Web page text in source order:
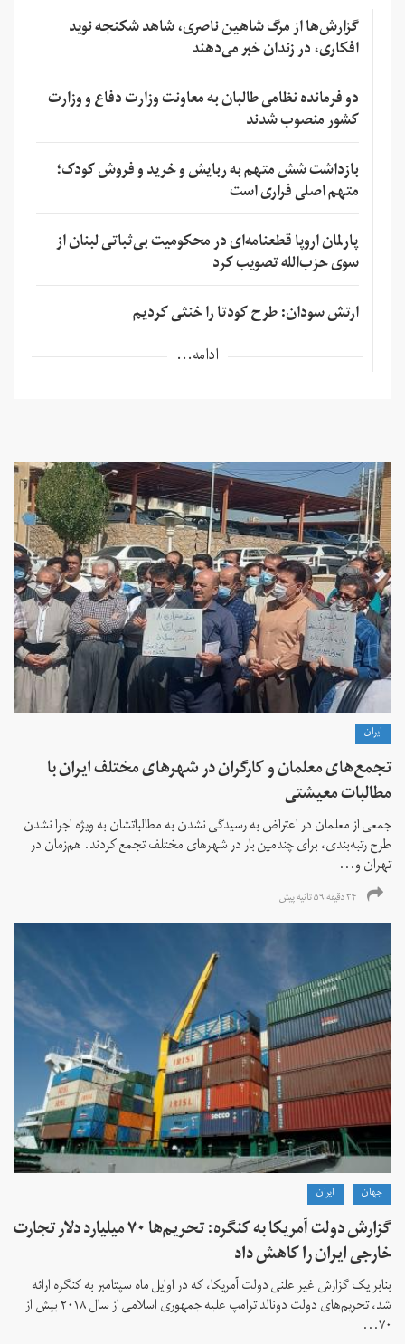
گزارش‌ها از مرگ شاهین ناصری، شاهد شکنجه نوید
افکاری، در زندان خبر می‌دهند
دو فرمانده نظامی طالبان به معاونت وزارت دفاع و وزارت
کشور منصوب شدند
بازداشت شش متهم به ربایش و خرید و فروش کودک؛
متهم اصلی فراری است
پارلمان اروپا قطعنامه‌ای در محکومیت بی‌ثباتی لبنان از
سوی حزب‌الله تصویب کرد
ارتش سودان: طرح کودتا را خنثی کردیم
ادامه...
ايران
تجمع‌های معلمان و کارگران در شهرهای مختلف ایران با
مطالبات معیشتی
جمعی از معلمان در اعتراض به رسیدگی نشدن به مطالباتشان به ویژه اجرا نشدن
طرح رتبه‌بندی، برای چندمین بار در شهرهای مختلف تجمع کردند. هم‌زمان در
تهران و...
۳۴ دقیقه ۵۹ ثانیه پیش
جهان ايران
گزارش دولت آمریکا به کنگره: تحریم‌ها ۷۰ میلیارد دلار تجارت
خارجی ایران را کاهش داد
بنابر یک گزارش غیر علنی دولت آمریکا، که در اوایل ماه سپتامبر به کنگره ارائه
شد، تحریم‌های دولت دونالد ترامپ علیه جمهوری اسلامی از سال ۲۰۱۸ بیش از
۷۰...